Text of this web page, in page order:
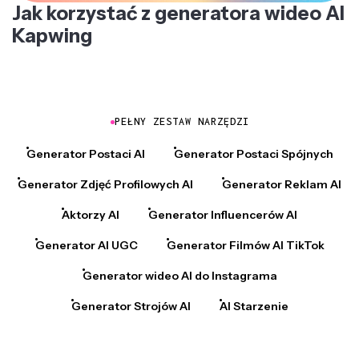
Jak korzystać z generatora wideo AI
Kapwing
PEŁNY ZESTAW NARZĘDZI
Generator Postaci AI Generator Postaci Spójnych
Generator Zdjęć Profilowych AI Generator Reklam AI
Aktorzy AI Generator Influencerów AI
Generator AI UGC Generator Filmów AI TikTok
Generator wideo AI do Instagrama
Generator Strojów AI AI Starzenie